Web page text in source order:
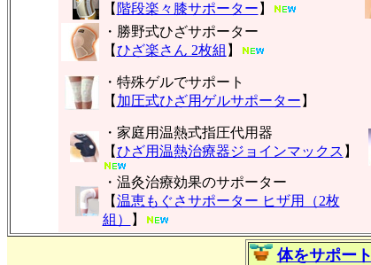
【 階段楽々膝サポーター 】
・勝野式ひざサポーター
【ひざ楽さん 2枚組 】
・特殊ゲルでサポート
【 加圧式ひざ用ゲルサポーター 】
・家庭用温熱式指圧代用器
【ひざ用温熱治療器ジョインマックス 】
・温灸治療効果のサポーター
【温恵もぐさサポーター ヒザ用（2枚
組）
】
体をサポート